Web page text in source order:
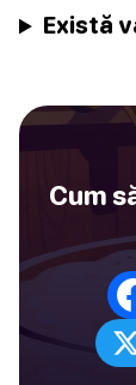
Există
Cum